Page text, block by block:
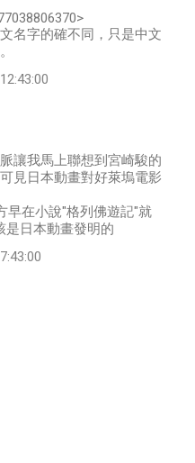
名字的確不同，只是中文
讓我馬上聯想到宮崎駿的
見日本動畫對好萊塢電影
早在小說"格列佛遊記"就
是日本動畫發明的